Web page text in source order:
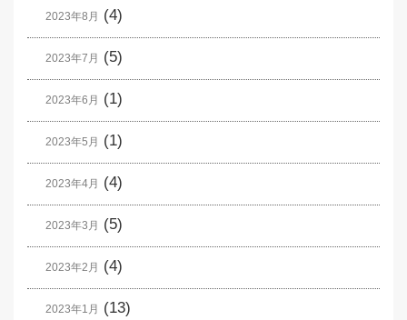
2023年8月 (4)
2023年7月 (5)
2023年6月 (1)
2023年5月 (1)
2023年4月 (4)
2023年3月 (5)
2023年2月 (4)
2023年1月 (13)